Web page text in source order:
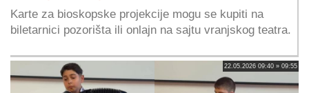
Karte za bioskopske projekcije mogu se kupiti na
biletarnici pozorišta ili onlajn na sajtu vranjskog teatra.
22.05.2026 09:40 » 09:55